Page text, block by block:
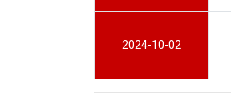
2024-10-02